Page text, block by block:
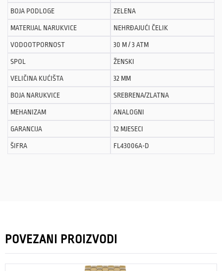
BOJA PODLOGE ZELENA
MATERIJAL NARUKVICE NEHRĐAJUĆI ČELIK
VODOOTPORNOST 30 M / 3 ATM
SPOL ŽENSKI
VELIČINA KUĆIŠTA 32 MM
BOJA NARUKVICE SREBRENA/ZLATNA
MEHANIZAM ANALOGNI
GARANCIJA 12 MJESECI
ŠIFRA FL43006A-D
POVEZANI PROIZVODI